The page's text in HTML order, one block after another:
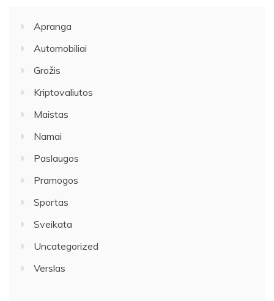
Apranga
Automobiliai
Grožis
Kriptovaliutos
Maistas
Namai
Paslaugos
Pramogos
Sportas
Sveikata
Uncategorized
Verslas